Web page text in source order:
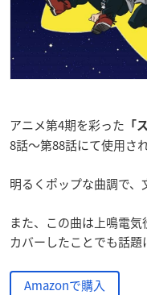
アニメ第4期を彩った 「
8話～第88話にて使用さ
明るくポップな曲調で、
また、この曲は上鳴電
カバーしたことでも話題
Amazonで購入